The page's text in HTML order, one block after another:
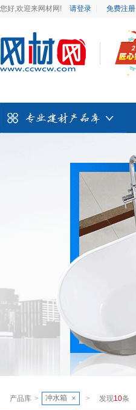
您好,欢迎来网材网! 请登录 免费注册
产品库 > 冲水箱 × > 发现10条